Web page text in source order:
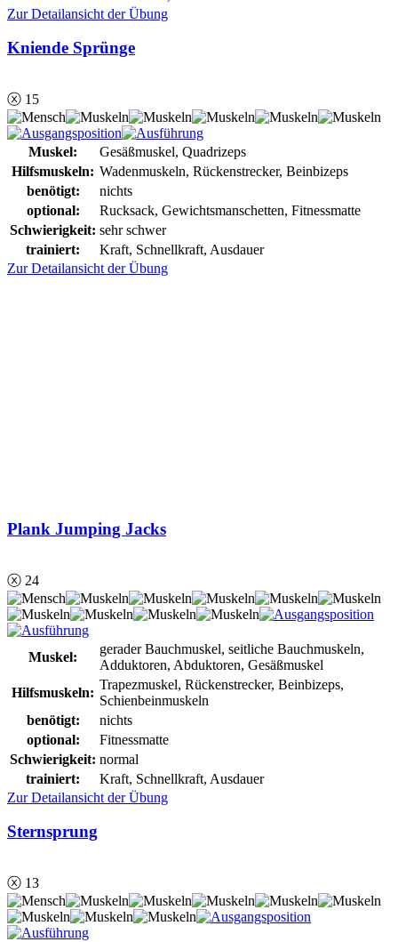
Zur Detailansicht der Übung
Kniende Sprünge
ⓧ 15
Muskel:
Gesäßmuskel, Quadrizeps
Hilfsmuskeln: Wadenmuskeln, Rückenstrecker, Beinbizeps
benötigt:
nichts
optional:
Rucksack, Gewichtsmanschetten, Fitnessmatte
Schwierigkeit: sehr schwer
trainiert:
Kraft, Schnellkraft, Ausdauer
Zur Detailansicht der Übung
Plank Jumping Jacks
ⓧ 24
Muskel:
gerader Bauchmuskel, seitliche Bauchmuskeln,
Adduktoren, Abduktoren, Gesäßmuskel
Hilfsmuskeln:
Trapezmuskel, Rückenstrecker, Beinbizeps,
Schienbeinmuskeln
benötigt:
nichts
optional:
Fitnessmatte
Schwierigkeit: normal
trainiert:
Kraft, Schnellkraft, Ausdauer
Zur Detailansicht der Übung
Sternsprung
ⓧ 13